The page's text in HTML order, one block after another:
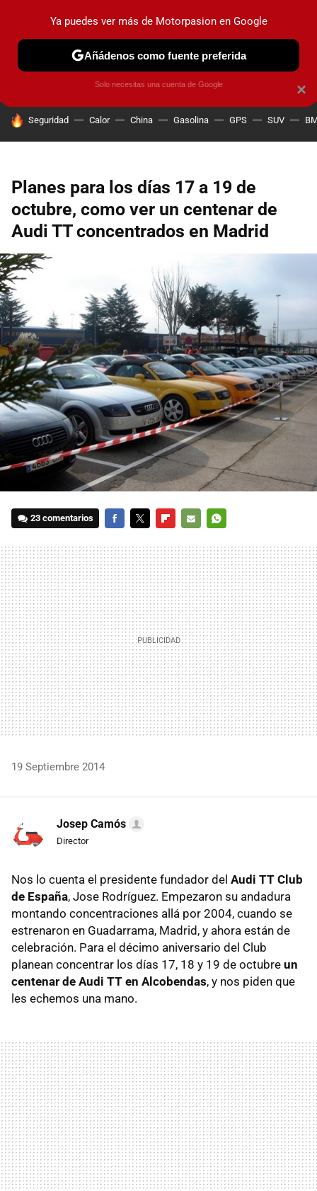
PRUEBAS COCHES ELÉCTRICOS OBSERVATORIO
HOY SE HABLA DE
Seguridad Calor China Gasolina GPS SUV
Planes para los días 17 a 19 de
octubre, como ver un centenar de
Audi TT concentrados en Madrid
23 comentarios
MAIL
19 Septiembre 2014
Josep Camós
Director
Nos lo cuenta el presidente fundador del Audi TT Club
de España, Jose Rodríguez. Empezaron su andadura
montando concentraciones allá por 2004, cuando se
estrenaron en Guadarrama, Madrid, y ahora están de
celebración. Para el décimo aniversario del Club
planean concentrar los días 17, 18 y 19 de octubre un
centenar de Audi TT en Alcobendas, y nos piden que
les echemos una mano.
×
Ya puedes ver más de Motorpasion en Google
Añádenos como fuente preferida
Solo necesitas una cuenta de Google